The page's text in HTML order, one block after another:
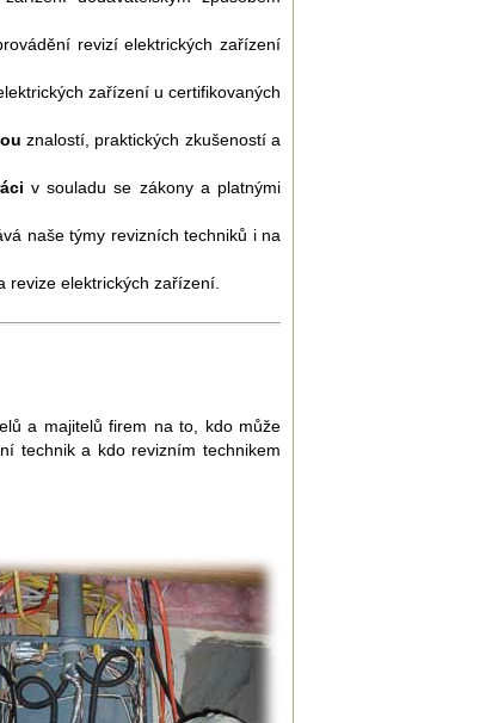
revizí elektrických zařízení
zařízení u certifikovaných
znalostí, praktických zkušeností a
v souladu se zákony a platnými
naše týmy revizních techniků i na
revize elektrických zařízení.
a majitelů firem na to, kdo může
technik a kdo revizním technikem